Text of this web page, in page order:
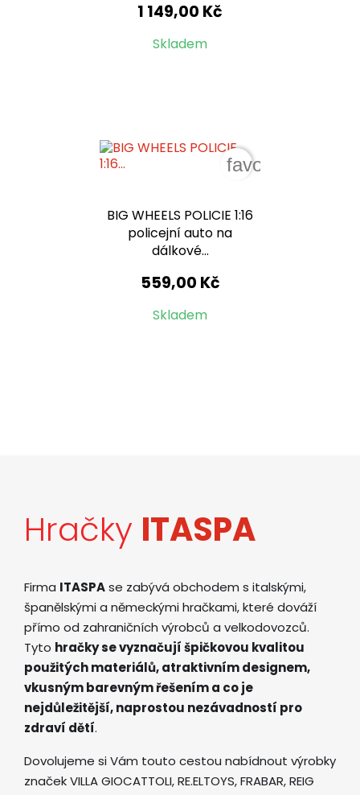
1 149,00 Kč
Skladem
BIG WHEELS POLICIE 1:16
policejní auto na
dálkové...
559,00 Kč
Skladem
favorite_border
Hračky ITASPA
Firma ITASPAse zabývá obchodem s italskými,
španělskými a německými hračkami, které dováží
přímo od zahraničních výrobců a velkodovozců.
Tyto hračky se vyznačují špičkovou kvalitou
použitých materiálů, atraktivním designem,
vkusným barevným řešením a co je
nejdůležitější, naprostou nezávadností pro
zdraví dětí.
Dovolujeme si Vám touto cestou nabídnout výrobky
značek VILLA GIOCATTOLI, RE.ELTOYS, FRABAR, REIG